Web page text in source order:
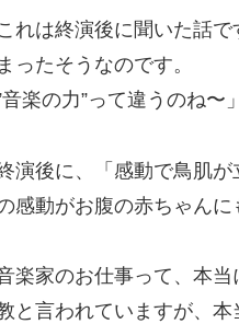
れは終演後に聞いた話
ったそうなのです。
”音楽の力”って違うのね
演後に、「感動で鳥肌が
感動がお腹の赤ちゃんに
楽家のお仕事って、本
と言われていますが、本